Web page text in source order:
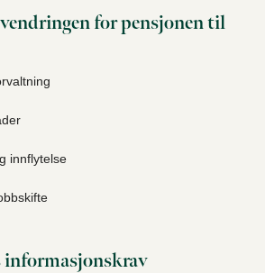
for pensjonen til
innflytelse
informasjonskrav